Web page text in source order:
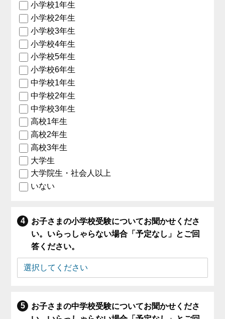
小学校1年生
小学校2年生
小学校3年生
小学校4年生
小学校5年生
小学校6年生
中学校1年生
中学校2年生
中学校3年生
高校1年生
高校2年生
高校3年生
大学生
大学院生・社会人以上
いない
お子さまの小学校受験についてお聞かせくださ
い。いらっしゃらない場合「予定なし」とご回
答ください。
お子さまの中学校受験についてお聞かせくださ